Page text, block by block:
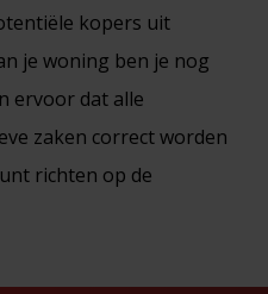
kopers uit
je woning ben je nog
ervoor dat alle
zaken correct worden
richten op de